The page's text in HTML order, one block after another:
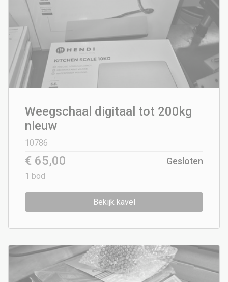
Weegschaal digitaal tot 200kg
nieuw
10786
€ 65,00
1 bod
Gesloten
Bekijk kavel